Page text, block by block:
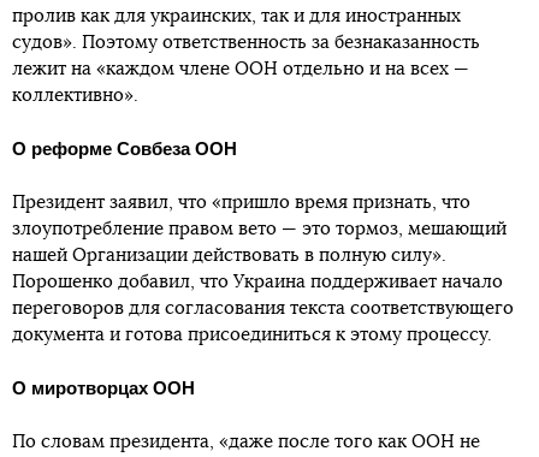
пролив как для украинских, так и для иностранных
судов». Поэтому ответственность за безнаказанность
лежит на «каждом члене ООН отдельно и на всех —
коллективно».
О реформе Совбеза ООН
Президент заявил, что «пришло время признать, что
злоупотребление правом вето — это тормоз, мешающий
нашей Организации действовать в полную силу».
Порошенко добавил, что Украина поддерживает начало
переговоров для согласования текста соответствующего
документа и готова присоединиться к этому процессу.
О миротворцах ООН
По словам президента, «даже после того как ООН не